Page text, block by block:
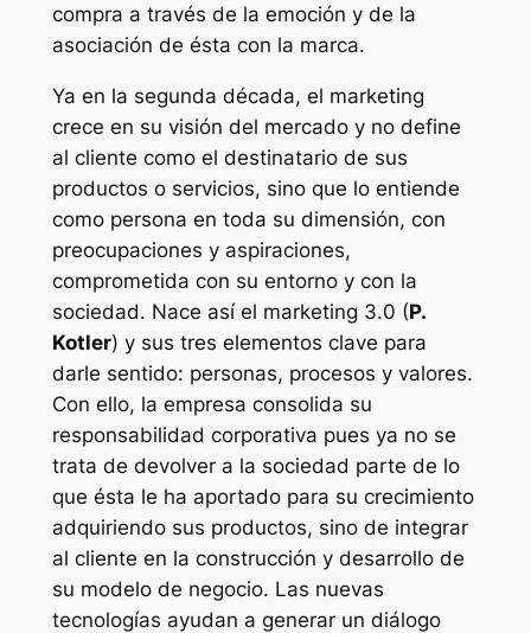
compra a través de la emoción y de la
asociación de ésta con la marca.
Ya en la segunda década, el marketing
crece en su visión del mercado y no define
al cliente como el destinatario de sus
productos o servicios, sino que lo entiende
como persona en toda su dimensión, con
preocupaciones y aspiraciones,
comprometida con su entorno y con la
sociedad. Nace así el marketing 3.0 (P.
Kotler) y sus tres elementos clave para
darle sentido: personas, procesos y valores.
Con ello, la empresa consolida su
responsabilidad corporativa pues ya no se
trata de devolver a la sociedad parte de lo
que ésta le ha aportado para su crecimiento
adquiriendo sus productos, sino de integrar
al cliente en la construcción y desarrollo de
su modelo de negocio. Las nuevas
tecnologías ayudan a generar un diálogo